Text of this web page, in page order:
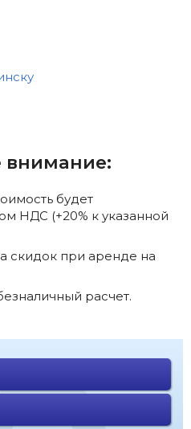
будет
НДС (+20% к указанной
скидок при аренде на
расчет.